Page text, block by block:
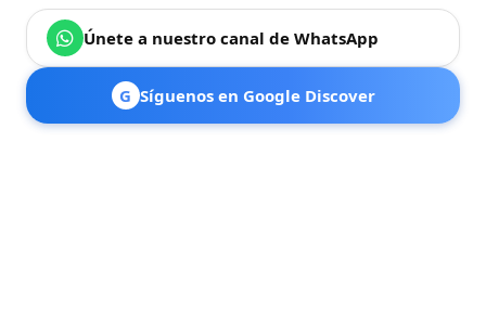
Únete a nuestro canal de WhatsApp
G Síguenos en Google Discover